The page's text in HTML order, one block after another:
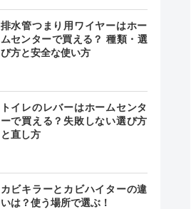
排水管つまり用ワイヤーはホー
ムセンターで買える？ 種類・選
び方と安全な使い方
トイレのレバーはホームセンタ
ーで買える？失敗しない選び方
と直し方
カビキラーとカビハイターの違
いは？使う場所で選ぶ！